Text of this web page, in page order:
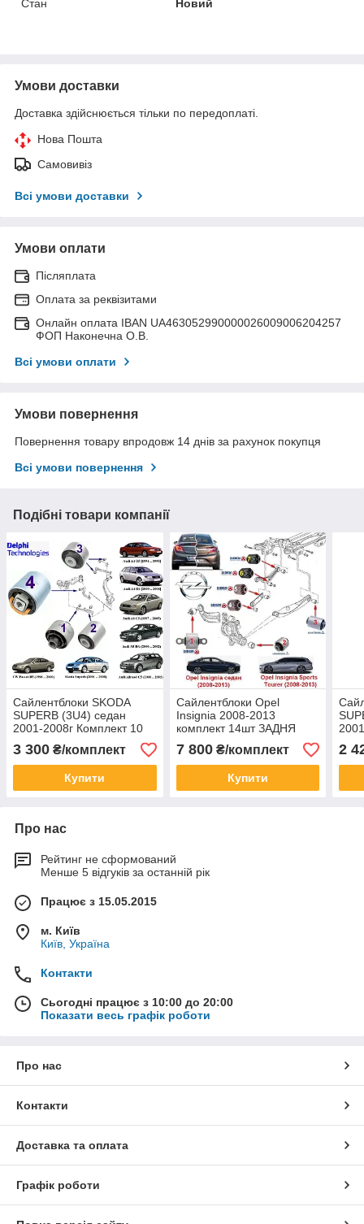
Стан
Новий
Умови доставки
Доставка здійснюється тільки по передоплаті.
Нова Пошта
Самовивіз
Всі умови доставки
Умови оплати
Післяплата
Оплата за реквізитами
Онлайн оплата IBAN UA463052990000026009006204257
ФОП Наконечна О.В.
Всі умови оплати
Умови повернення
Повернення товару впродовж 14 днів за рахунок покупця
Всі умови повернення
Подібні товари компанії
Сайлентблоки SKODA
SUPERB (3U4) седан
2001-2008г Комплект 10
шт. ПЕРЕДНЯ ПІДВІСКА
3 300 ₴/комплект
Купити
Сайлентблоки Opel
Insignia 2008-2013
комплект 14шт ЗАДНЯ
ПІДВІСКА
7 800₴/комплект
Купити
шт.
2
Про нас
Рейтинг не сформований
Менше 5 відгуків за останній рік
Працює з 15.05.2015
м. Київ
Київ, Україна
Контакти
Сьогодні працює з 10:00 до 20:00
Показати весь графік роботи
Про нас
Контакти
Доставка та оплата
Графік роботи